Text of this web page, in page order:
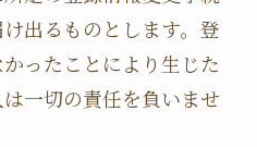
出るものとします。登
ったことにより生じた
一切の責任を負いませ